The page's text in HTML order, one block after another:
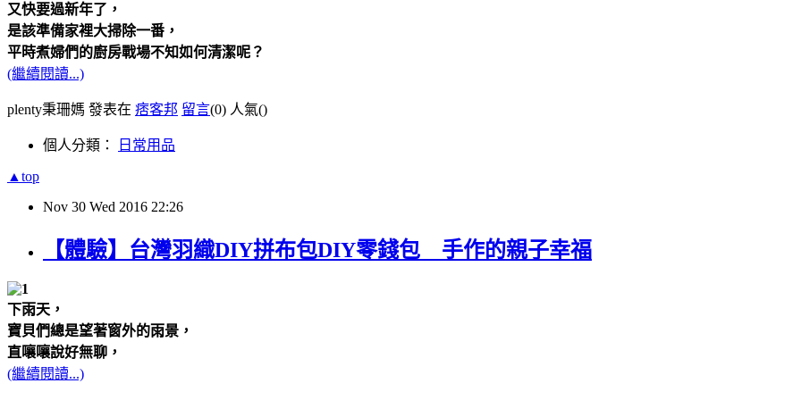
又快要過新年了，
是該準備家裡大掃除一番，
平時煮婦們的廚房戰場不知如何清潔呢？
(繼續閱讀...)
plenty秉珊媽 發表在 痞客邦 留言(0) 人氣()
個人分類： 日常用品
▲top
Nov 30 Wed 2016 22:26
【體驗】台灣羽織DIY拼布包DIY零錢包 手作的親子幸福
下雨天，
寶貝們總是望著窗外的雨景，
直嚷嚷說好無聊，
(繼續閱讀...)